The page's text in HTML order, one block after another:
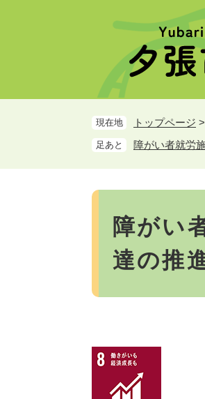
現在地 トップページ >
足あと 障がい者就労
本
障がい
達の推